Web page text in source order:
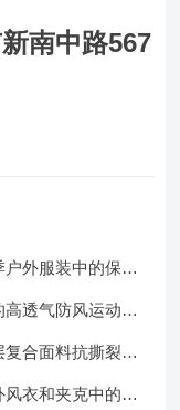
南中路567
外服装中的保暖
透气防风运动服
合面料抗撕裂与
衣和夹克中的应